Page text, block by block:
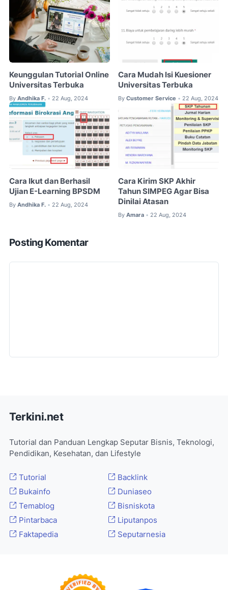
Keunggulan Tutorial Online
Universitas Terbuka
By Andhika F. • 22 Aug, 2024
Cara Mudah Isi Kuesioner
Universitas Terbuka
By Customer Service • 22 Aug, 2024
Cara Ikut dan Berhasil
Ujian E-Learning BPSDM
By Andhika F. • 22 Aug, 2024
Cara Kirim SKP Akhir
Tahun SIMPEG Agar Bisa
Dinilai Atasan
By Amara • 22 Aug, 2024
Posting Komentar
Terkini.net
Tutorial dan Panduan Lengkap Seputar Bisnis, Teknologi,
Pendidikan, Kesehatan, dan Lifestyle
Tutorial
Bukainfo
Temablog
Pintarbaca
Faktapedia
Backlink
Duniaseo
Bisniskota
Liputanpos
Seputarnesia